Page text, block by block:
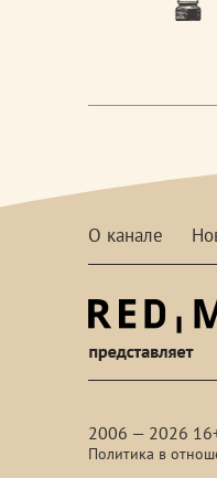
О канале
2006 — 2026
Политика в